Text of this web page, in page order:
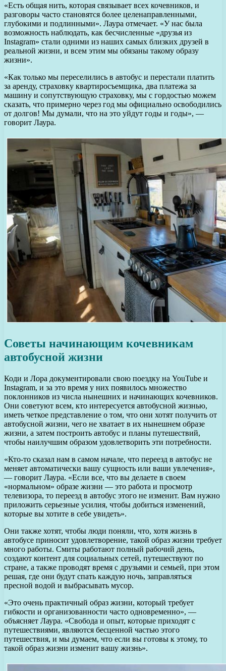
«Есть общая нить, которая связывает всех кочевников, и
разговоры часто становятся более целенаправленными,
глубокими и подлинными». Лаура отмечает. «У нас была
возможность наблюдать, как бесчисленные «друзья из
Instagram» стали одними из наших самых близких друзей в
реальной жизни, и всем этим мы обязаны такому образу
жизни».
«Как только мы переселились в автобус и перестали платить
за аренду, страховку квартиросъемщика, два платежа за
машину и сопутствующую страховку, мы с гордостью можем
сказать, что примерно через год мы официально освободились
от долгов! Мы думали, что на это уйдут годы и годы», —
говорит Лаура.
Советы начинающим кочевникам
автобусной жизни
Коди и Лора документировали свою поездку на YouTube и
Instagram, и за это время у них появилось множество
поклонников из числа нынешних и начинающих кочевников.
Они советуют всем, кто интересуется автобусной жизнью,
иметь четкое представление о том, что они хотят получить от
автобусной жизни, чего не хватает в их нынешнем образе
жизни, а затем построить автобус и планы путешествий,
чтобы наилучшим образом удовлетворить эти потребности.
«Кто-то сказал нам в самом начале, что переезд в автобус не
меняет автоматически вашу сущность или ваши увлечения»,
— говорит Лаура. «Если все, что вы делаете в своем
«нормальном» образе жизни — это работа и просмотр
телевизора, то переезд в автобус этого не изменит. Вам нужно
приложить серьезные усилия, чтобы добиться изменений,
которые вы хотите в себе увидеть».
Они также хотят, чтобы люди поняли, что, хотя жизнь в
автобусе приносит удовлетворение, такой образ жизни требует
много работы. Смиты работают полный рабочий день,
создают контент для социальных сетей, путешествуют по
стране, а также проводят время с друзьями и семьей, при этом
решая, где они будут спать каждую ночь, заправляться
пресной водой и выбрасывать мусор.
«Это очень практичный образ жизни, который требует
гибкости и организованности часто одновременно», —
объясняет Лаура. «Свобода и опыт, которые приходят с
путешествиями, являются бесценной частью этого
путешествия, и мы думаем, что если вы готовы к этому, то
такой образ жизни изменит вашу жизнь».